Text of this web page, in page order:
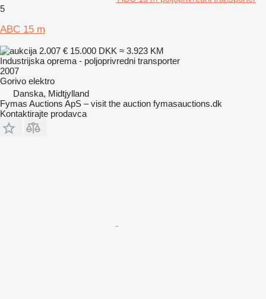
5
ABC 15 m
2.007 € 15.000 DKK ≈ 3.923 KM
Industrijska oprema - poljoprivredni transporter
2007
Gorivo elektro
Danska, Midtjylland
Fymas Auctions ApS – visit the auction fymasauctions.dk
Kontaktirajte prodavca